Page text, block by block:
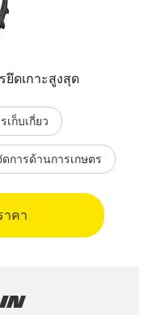
ดเกาะสูงสุด
เก็บเกี่ยว
ดการด้านการเกษตร
าคา